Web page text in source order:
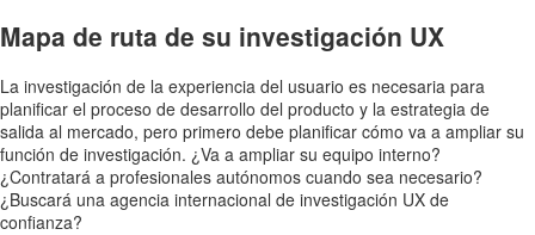
Mapa de ruta de su investigación UX
La investigación de la experiencia del usuario es necesaria para
planificar el proceso de desarrollo del producto y la estrategia de
salida al mercado, pero primero debe planificar cómo va a ampliar su
función de investigación. ¿Va a ampliar su equipo interno?
¿Contratará a profesionales autónomos cuando sea necesario?
¿Buscará una agencia internacional de investigación UX de
confianza?